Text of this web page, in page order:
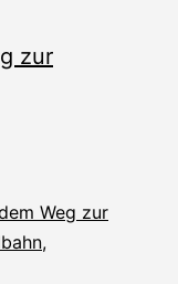
zur
Weg zur
,